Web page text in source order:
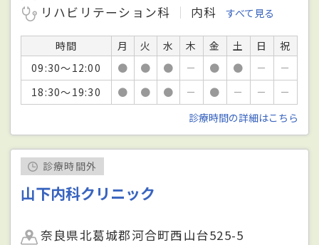
リハビリテーション科
内科 すべて見る
時間 月 火 水 木 金 土 日
祝
09:30～12:00
● ● ● － ● ● －
－
18:30～19:30
● ● ● － ● － －
－
診療時間の詳細はこちら
診療時間外
山下内科クリニック
奈良県北葛城郡河合町西山台525-5